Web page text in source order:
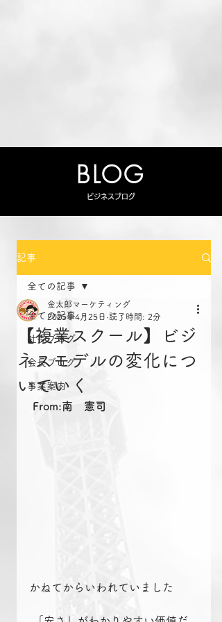
BLOG
ビジネスブログ
記事
全ての記事
社長ブログ
会長ブログ
事業案内
全ての記事
【複業スクール】ビジ
ネスモデルの変化につ
いていく
金太郎マーケティング
2025年4月25日 読了時間: 2分
From:南　憲司
かねてからいわれていました